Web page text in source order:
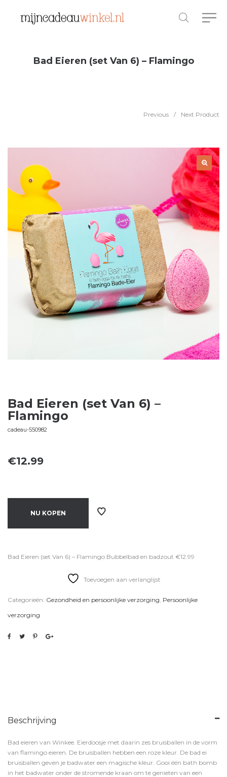
Bad Eieren (set Van 6) – Flamingo
Previous / Next Product
Bad Eieren (set Van 6) –
Flamingo
cadeau-550982
€12.99
NU KOPEN
Bad Eieren (set Van 6) – Flamingo Bubbelbad en badzout €12.99
Toevoegen aan verlanglijst
Categorieën: Gezondheid en persoonlijke verzorging, Persoonlijke
verzorging
Beschrijving
Bad eieren van Winkee. Eierdoosje met daarin zes bruisballen in de vorm
van flamingo eieren. De bruisballen hebben een roze kleur. De bad ei
bruisballen geven je badwater een magische kleur. Gooi één bath bomb
in het badwater onder de stromende kraan om te genieten van een